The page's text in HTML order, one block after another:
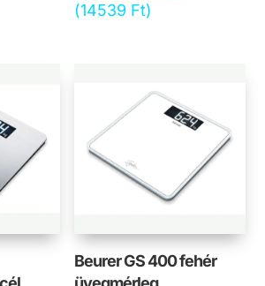
(14539 Ft)
Beurer GS 400 fehér